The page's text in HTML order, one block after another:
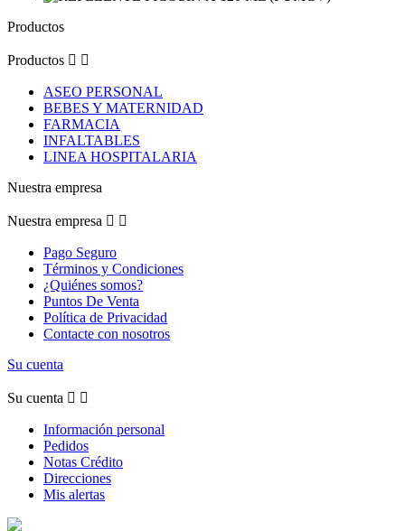
Productos
Productos  
ASEO PERSONAL
BEBES Y MATERNIDAD
FARMACIA
INFALTABLES
LINEA HOSPITALARIA
Nuestra empresa
Nuestra empresa  
Pago Seguro
Términos y Condiciones
¿Quiénes somos?
Puntos De Venta
Política de Privacidad
Contacte con nosotros
Su cuenta
Su cuenta  
Información personal
Pedidos
Notas Crédito
Direcciones
Mis alertas